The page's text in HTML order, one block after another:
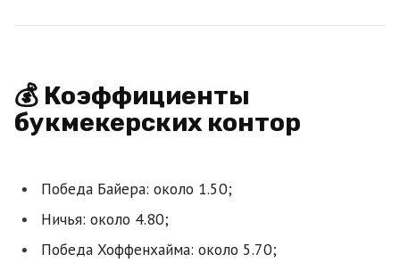
💰 Коэффициенты
букмекерских контор
Победа Байера: около 1.50;
Ничья: около 4.80;
Победа Хоффенхайма: около 5.70;